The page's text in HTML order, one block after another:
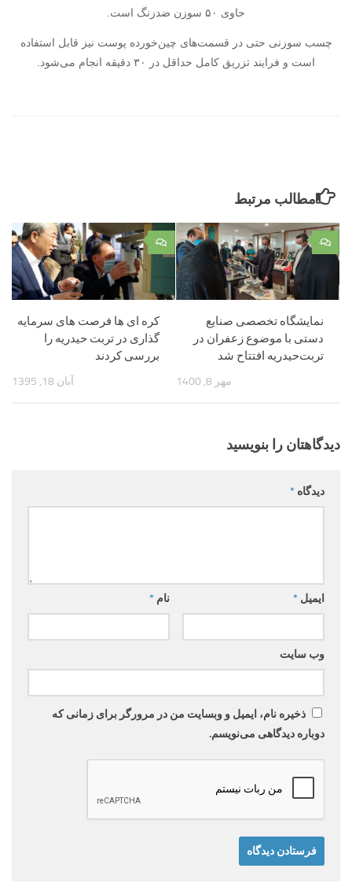
حاوی ۵۰ سوزن ضد‌زنگ است.
چسب سوزنی حتی در قسمت‌های چین‌خورده پوست نیز قابل استفاده
است و فرایند تزریق کامل حداقل در ۳۰ دقیقه انجام می‌شود.
مطالب مرتبط
۰
کره ای ها فرصت های سرمایه
گذاری در تربت حیدریه را
بررسی کردند
آبان 18, 1395
۰
نمایشگاه تخصصی صنایع
دستی با موضوع زعفران در
تربت‌حیدریه افتتاح شد
مهر 8, 1400
دیدگاهتان را بنویسید
دیدگاه *
نام * ایمیل *
وب‌ سایت
ذخیره نام، ایمیل و وبسایت من در مرورگر برای زمانی که
دوباره دیدگاهی می‌نویسم.